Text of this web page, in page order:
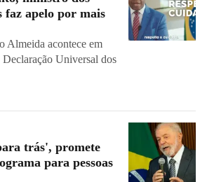
faz apelo por mais
Almeida acontece em
Declaração Universal dos
trás', promete
para pessoas